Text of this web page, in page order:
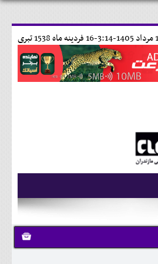
16 فردينه ماه 1538 تبری